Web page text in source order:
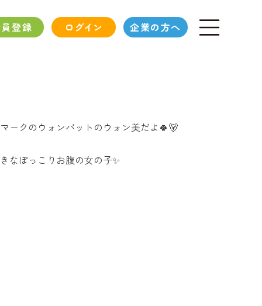
登録 ログイン 企業の方へ
ークのウォンバットのウォン美だよ🍀🐻
なぽっこりお腹の女の子✨